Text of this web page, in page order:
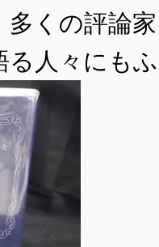
多くの評論
る人々にも